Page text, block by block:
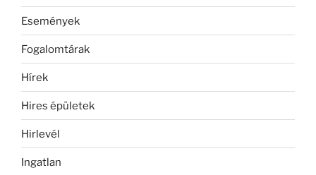
Események
Fogalomtárak
Hírek
Hires épületek
Hirlevél
Ingatlan